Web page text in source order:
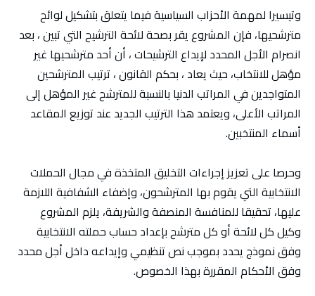
وتيسيرا لمهمة الأحزاب السياسية فيما يتعلق بتشكيل لوائح
مترشحيها، فإن المشروع يقر بصحة لائحة الترشيح التي تبين ، بعد
انصرام الأجل المحدد لإيداع الترشيحات ، أن أحد مترشحيها غير
مؤهل للانتخاب، حيث يعاد ، بحكم القانون ، ترتیب المترشحين
المتواجدين في المراتب الدنیا بالنسبة للمترشح غير المؤهل إلى
المراتب الأعلى، ويعتمد هذا الترتيب الجديد عند توزيع المقاعد
أسماء المنتخبين.
وحرصا على تعزيز إجراءات التخليق المتخذة في مجال الحملات
الانتخابية التي يقوم بها المترشحون، وإضفاء الشفافية اللازمة
عليها، تحقيقا للمنافسة المنصفة والشريفة، يلزم المشروع
وكيل كل لائحة أو كل مترشح بإعداد حساب حملته الانتخابية
وفق نموذج يحدد بموجب نص تنظيمي وإيداعه داخل أجل محدد
وفق الأحكام المقررة بهذا الخصوص.